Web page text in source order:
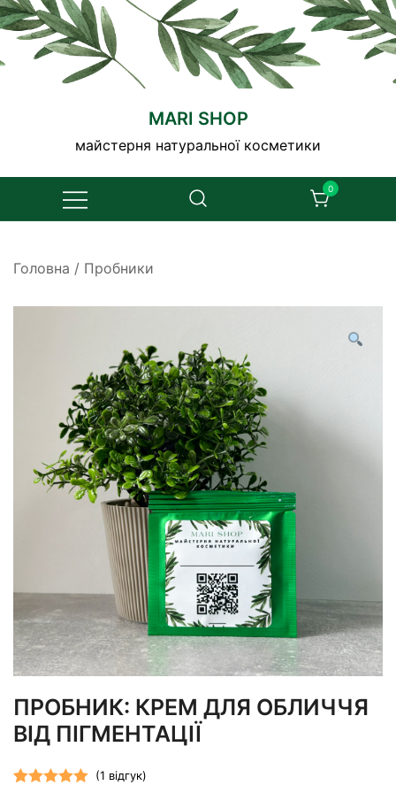
Перейти
до
вмісту
MARI SHOP
майстерня натуральної косметики
0
Головна / Пробники
ПРОБНИК: КРЕМ ДЛЯ ОБЛИЧЧЯ
ВІД ПІГМЕНТАЦІЇ
(1 відгук)